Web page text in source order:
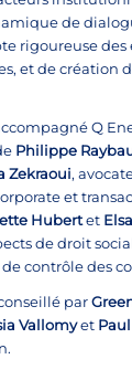
de
rigoureuse des
et de création
Q
Philippe
Zekraoui,
et
Hubertet
de droit
contrôle des
par
Vallomyet